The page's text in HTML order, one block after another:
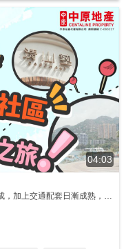
04:03
屯門近年發展迅速，唔少大型新盤同新商場落成，加上交通配套日漸成熟，吸引好多年輕人選擇居住係度，令到屯門變得愈來愈有活力🤸♂️ 除此之外，屯門輕鐵沿線，亦有唔少文化藝術熱點，幾套出名嘅電視電影都係度拍攝最景，令 #屯門 #輕鐵 成為左近年熱門既 #打卡點 📷📷📷 想知屯門點樣將文藝同活力完美融合，跟我哋一齊搭輕鐵去屯門兆康同洪水橋一帶遊覽同享受美食，喺呢個社區感受吓呢個咁有文化嘅活力社...